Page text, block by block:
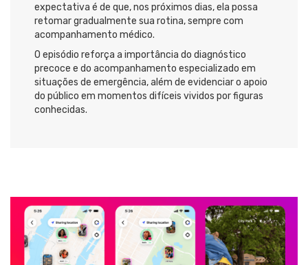
expectativa é de que, nos próximos dias, ela possa
retomar gradualmente sua rotina, sempre com
acompanhamento médico.
O episódio reforça a importância do diagnóstico
precoce e do acompanhamento especializado em
situações de emergência, além de evidenciar o apoio
do público em momentos difíceis vividos por figuras
conhecidas.